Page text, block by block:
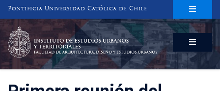
Pontificia Universidad Católica de Chile
INSTITUTO DE ESTUDIOS URBANOS
Y TERRITORIALES
FACULTAD DE ARQUITECTURA, DISEÑO Y ESTUDIOS URBANOS